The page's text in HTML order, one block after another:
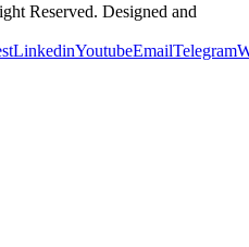
Reserved. Designed and
LinkedinYoutubeEmailTelegram